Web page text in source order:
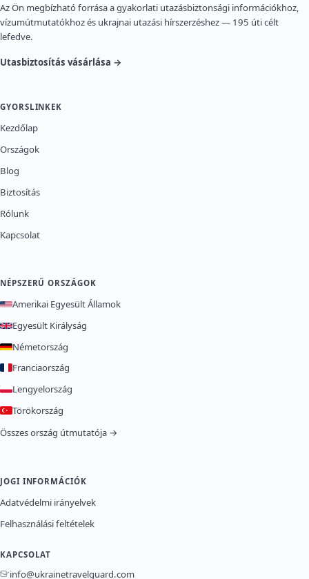
Az Ön megbízható forrása a gyakorlati utazásbiztonsági információkhoz,
vízumútmutatókhoz és ukrajnai utazási hírszerzéshez — 195 úti célt
lefedve.
Utasbiztosítás vásárlása →
GYORSLINKEK
Kezdőlap
Országok
Blog
Biztosítás
Rólunk
Kapcsolat
NÉPSZERŰ ORSZÁGOK
Amerikai Egyesült Államok
Egyesült Királyság
Németország
Franciaország
Lengyelország
Törökország
Összes ország útmutatója →
JOGI INFORMÁCIÓK
Adatvédelmi irányelvek
Felhasználási feltételek
KAPCSOLAT
info@ukrainetravelguard.com